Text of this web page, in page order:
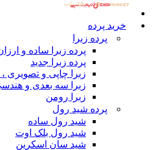
خرید پرده
پرده زبرا
پرده زبرا ساده و
پرده زبرا جدید
زبرا چاپی و تصویری
زبرا سه بعدی و
زبرا رومن
پرده شید رول
شید رول ساده
شید رول بلک اوت
شید سان اسکرین